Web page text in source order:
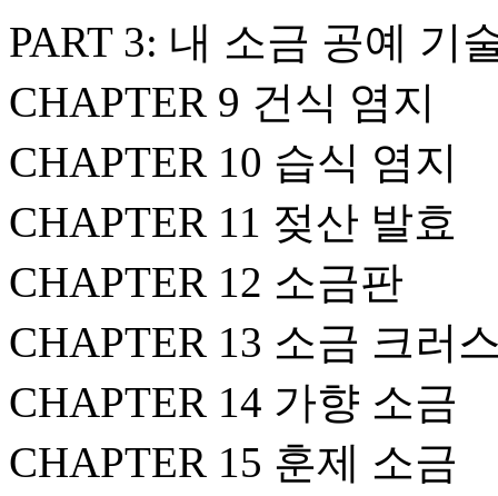
PART 3: 내 소금 공예 기
CHAPTER 9 건식 염지
CHAPTER 10 습식 염지
CHAPTER 11 젖산 발효
CHAPTER 12 소금판
CHAPTER 13 소금 크러
CHAPTER 14 가향 소금
CHAPTER 15 훈제 소금